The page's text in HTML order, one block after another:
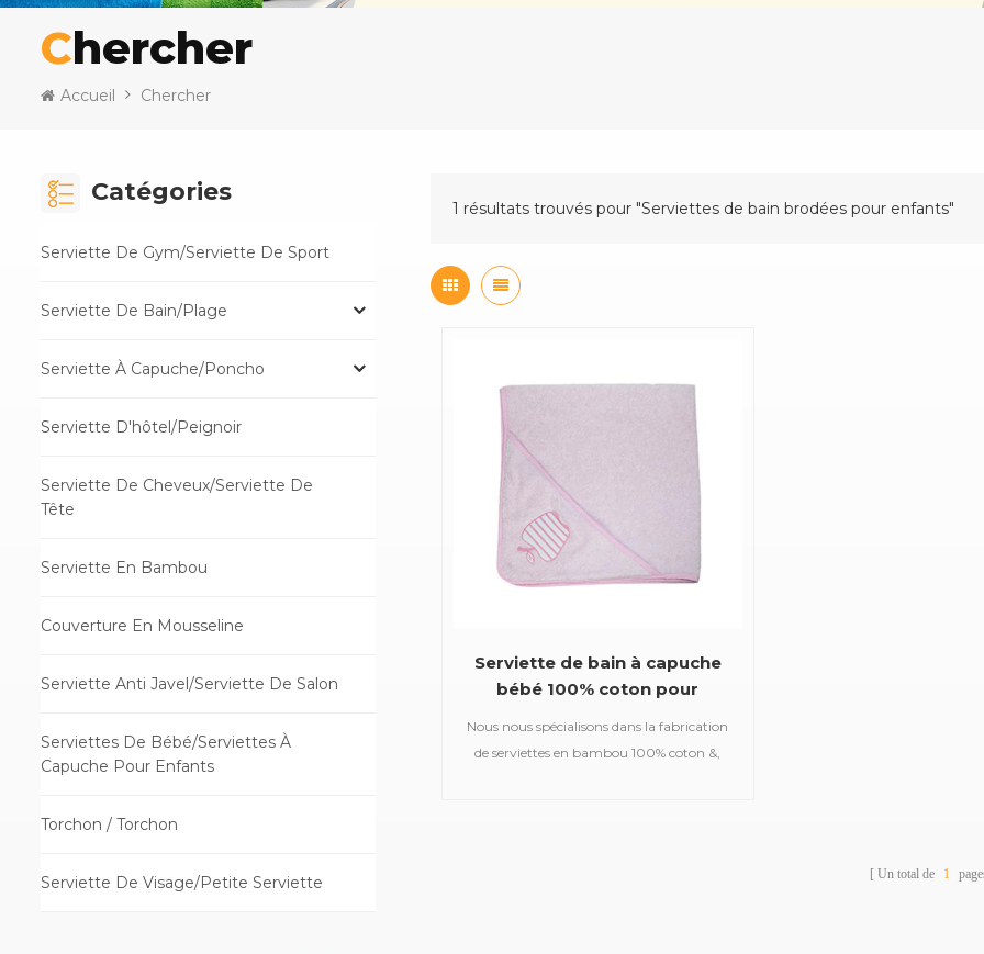
Chercher
Accueil Chercher
Catégories
Serviette De Gym/serviette De Sport
Serviette De Bain/plage
Serviette À Capuche/poncho
Serviette D'hôtel/peignoir
Serviette De Cheveux/Serviette De
Tête
Serviette En Bambou
Couverture En Mousseline
Serviette Anti Javel/serviette De Salon
Serviettes De Bébé/Serviettes À
Capuche Pour Enfants
Torchon / Torchon
Serviette De Visage/Petite Serviette
1 résultats trouvés pour "Serviettes de bain brodées pour enfants"
Serviette de bain à capuche
bébé 100% coton pour
Nous nous spécialisons dans la fabrication
de serviettes en bambou 100% coton &,
Un total de 1